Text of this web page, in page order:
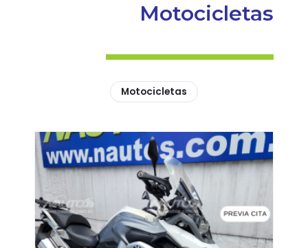
Motocicletas
Motocicletas